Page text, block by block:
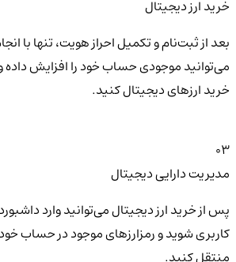
خرید ارز دیجیتال
بعد از ثبت‌نام و تکمیل احراز هویت، تنها با
می‌توانید موجودی حساب خود را افزایش داده
خرید ارزهای دیجیتال کنید.
03
مدیریت دارایی دیجیتال
پس از خرید ارز دیجیتال می‌توانید وارد
کاربری شوید و رمزارزهای موجود در حساب خود
منتقل کنید.